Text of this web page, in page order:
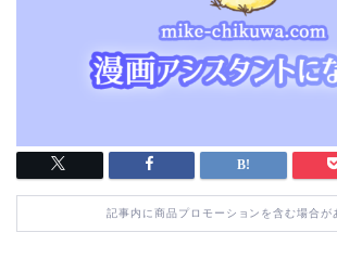
記事内に商品プロモーションを含む場合が